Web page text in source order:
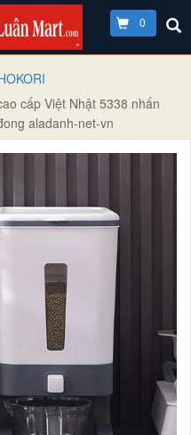
0
cấp Việt Nhật 5338 nhấn
aladanh-net-vn